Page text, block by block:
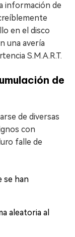
información de
en el disco
una avería
S.M.A.R.T.
de
de diversas
con
falle de
se han
aleatoria al